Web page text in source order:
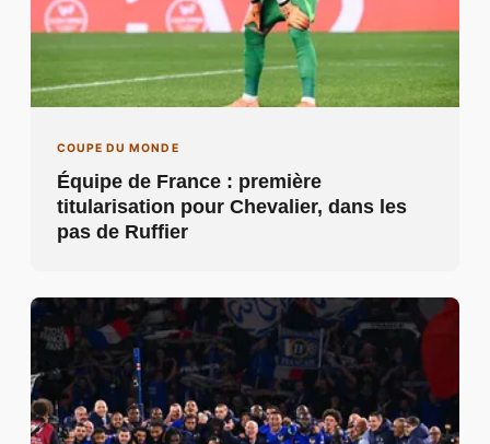
COUPE DU MONDE
Équipe de France : première
titularisation pour Chevalier, dans les
pas de Ruffier